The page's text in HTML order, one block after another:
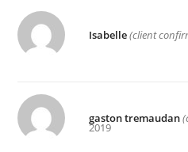
Isabelle(client
gaston tremaudan
2019